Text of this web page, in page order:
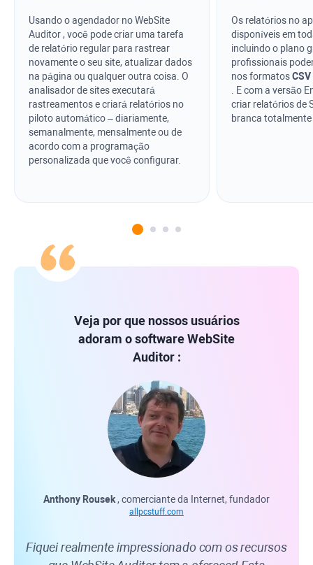
Usando o agendador noWebSite
Auditor, você pode criar uma tarefa
de relatório regular para rastrear
novamente o seu site, atualizar dados
na página ou qualquer outra coisa. O
analisador de sites executará
rastreamentos e criará relatórios no
piloto automático – diariamente,
semanalmente, mensalmente ou de
acordo com a programação
personalizada que você configurar.
Os relatórios no
disponíveis em
incluindo o plano
profissionais
nos formatosCSV
. E com a versão
criar relatórios de
branca
Veja por que nossos usuários
adoram o softwareWebSite
Auditor:
Anthony Rousek, comerciante da Internet, fundador
allpcstuff.com
Fiquei realmente impressionado com os recursos